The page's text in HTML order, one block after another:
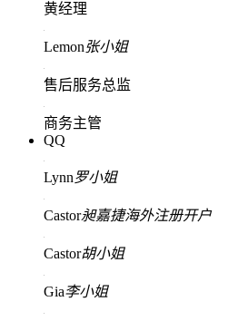
黄经理
Lemon张小姐
售后服务总监
商务主管
QQ
Lynn罗小姐
Castor昶嘉捷海外注册开户
Castor胡小姐
Gia李小姐